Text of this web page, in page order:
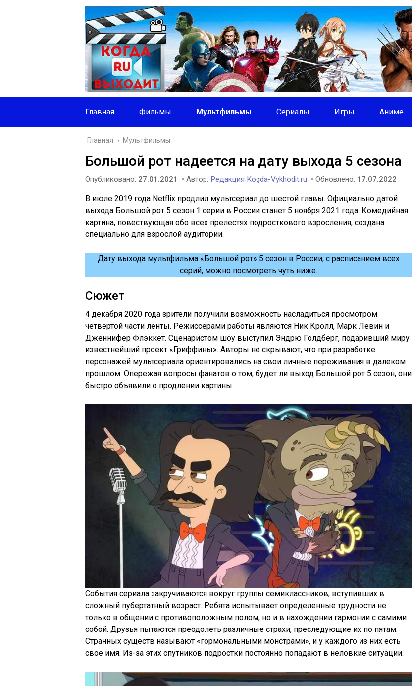
Главная Фильмы Мультфильмы Сериалы Игры Аниме
Главная › Мультфильмы
Большой рот надеется на дату выхода 5 сезона
Опубликовано: 27.01.2021 • Автор: Редакция Kogda-Vykhodit.ru • Обновлено: 17.07.2022
В июле 2019 года Netflix продлил мультсериал до шестой главы. Официально датой
выхода Большой рот 5 сезон 1 серии в России станет 5 ноября 2021 года. Комедийная
картина, повествующая обо всех прелестях подросткового взросления, создана
специально для взрослой аудитории.
Дату выхода мультфильма «Большой рот» 5 сезон в России, с расписанием всех
серий, можно посмотреть чуть ниже.
Сюжет
4 декабря 2020 года зрители получили возможность насладиться просмотром
четвертой части ленты. Режиссерами работы являются Ник Кролл, Марк Левин и
Дженнифер Флэккет. Сценаристом шоу выступил Эндрю Голдберг, подаривший миру
известнейший проект «Гриффины». Авторы не скрывают, что при разработке
персонажей мультсериала ориентировались на свои личные переживания в далеком
прошлом. Опережая вопросы фанатов о том, будет ли выход Большой рот 5 сезон, они
быстро объявили о продлении картины.
События сериала закручиваются вокруг группы семиклассников, вступивших в
сложный пубертатный возраст. Ребята испытывает определенные трудности не
только в общении с противоположным полом, но и в нахождении гармонии с самими
собой. Друзья пытаются преодолеть различные страхи, преследующие их по пятам.
Странных существ называют «гормональными монстрами», и у каждого из них есть
свое имя. Из-за этих спутников подростки постоянно попадают в неловкие ситуации.